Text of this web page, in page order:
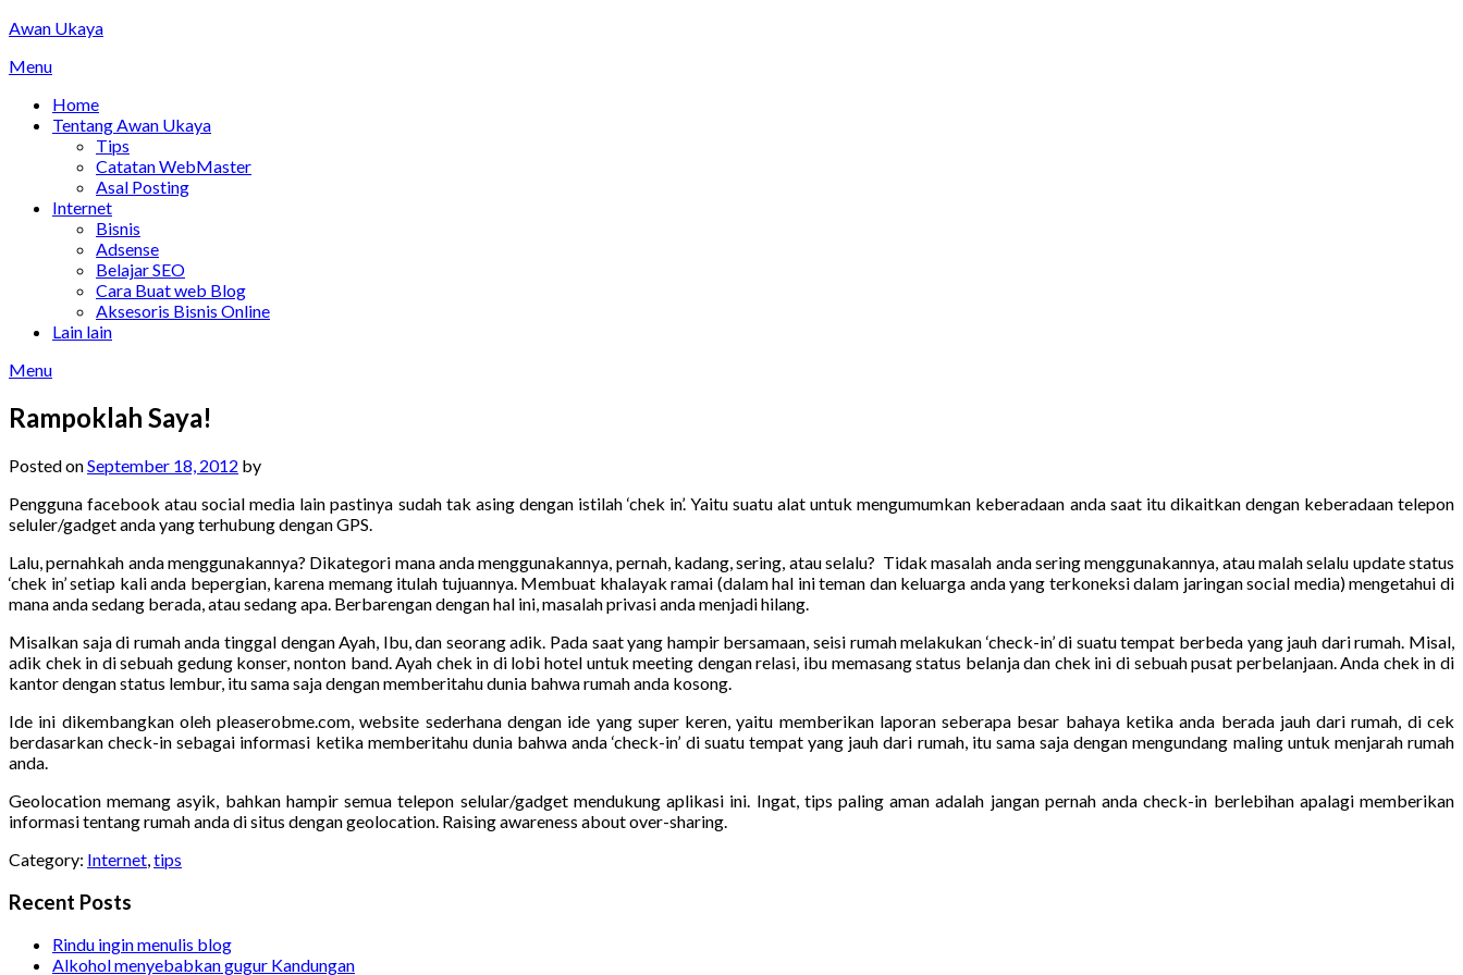
Skip
content
Awan Ukaya
Menu
Home
Tentang Awan Ukaya
Tips
Catatan WebMaster
Asal Posting
Internet
Bisnis
Adsense
Belajar SEO
Cara Buat web Blog
Aksesoris Bisnis Online
Lain lain
Menu
Rampoklah Saya!
Posted onSeptember 18, 2012 by
Pengguna facebook atau social media lain pastinya sudah tak asing dengan istilah ‘chek in’. Yaitu suatu alat untuk mengumumkan keberadaan anda saat itu dikaitkan dengan keberadaan telepon
seluler/gadget anda yang terhubung dengan GPS.
Lalu, pernahkah anda menggunakannya? Dikategori mana anda menggunakannya, pernah, kadang, sering, atau selalu? Tidak masalah anda sering menggunakannya, atau malah selalu update status
‘chek in’ setiap kali anda bepergian, karena memang itulah tujuannya. Membuat khalayak ramai (dalam hal ini teman dan keluarga anda yang terkoneksi dalam jaringan social media) mengetahui di
mana anda sedang berada, atau sedang apa. Berbarengan dengan hal ini, masalah privasi anda menjadi hilang.
Misalkan saja di rumah anda tinggal dengan Ayah, Ibu, dan seorang adik. Pada saat yang hampir bersamaan, seisi rumah melakukan ‘check-in’ di suatu tempat berbeda yang jauh dari rumah. Misal,
adik chek in di sebuah gedung konser, nonton band. Ayah chek in di lobi hotel untuk meeting dengan relasi, ibu memasang status belanja dan chek ini di sebuah pusat perbelanjaan. Anda chek in di
kantor dengan status lembur, itu sama saja dengan memberitahu dunia bahwa rumah anda kosong.
Ide ini dikembangkan oleh pleaserobme.com, website sederhana dengan ide yang super keren, yaitu memberikan laporan seberapa besar bahaya ketika anda berada jauh dari rumah, di cek
berdasarkan check-in sebagai informasi ketika memberitahu dunia bahwa anda ‘check-in’ di suatu tempat yang jauh dari rumah, itu sama saja dengan mengundang maling untuk menjarah rumah
anda.
Geolocation memang asyik, bahkan hampir semua telepon selular/gadget mendukung aplikasi ini. Ingat, tips paling aman adalah jangan pernah anda check-in berlebihan apalagi memberikan
informasi tentang rumah anda di situs dengan geolocation. Raising awareness about over-sharing.
Category: Internet,tips
Recent Posts
Rindu ingin menulis blog
Alkohol menyebabkan gugur Kandungan